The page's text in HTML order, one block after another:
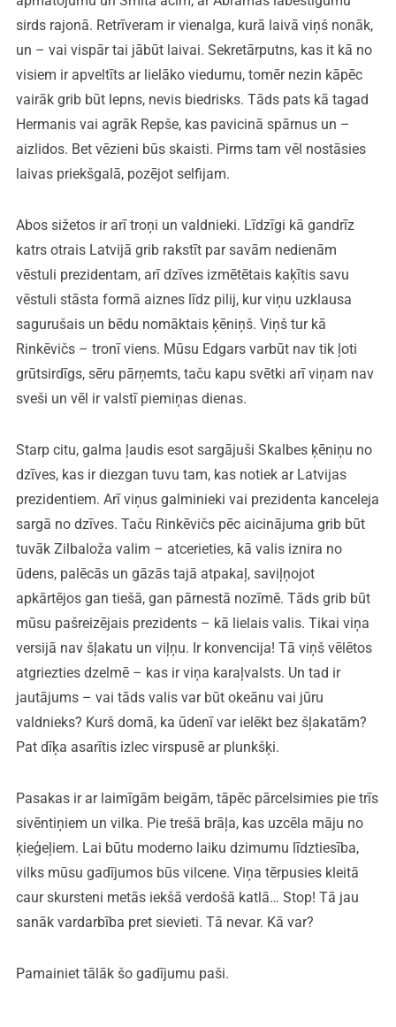
sirds rajonā. Retrīveram ir vienalga, kurā laivā viņš nonāk,
un – vai vispār tai jābūt laivai. Sekretārputns, kas it kā no
visiem ir apveltīts ar lielāko viedumu, tomēr nezin kāpēc
vairāk grib būt lepns, nevis biedrisks. Tāds pats kā tagad
Hermanis vai agrāk Repše, kas pavicinā spārnus un –
aizlidos. Bet vēzieni būs skaisti. Pirms tam vēl nostāsies
laivas priekšgalā, pozējot selfijam.
Abos sižetos ir arī troņi un valdnieki. Līdzīgi kā gandrīz
katrs otrais Latvijā grib rakstīt par savām nedienām
vēstuli prezidentam, arī dzīves izmētētais kaķītis savu
vēstuli stāsta formā aiznes līdz pilij, kur viņu uzklausa
sagurušais un bēdu nomāktais ķēniņš. Viņš tur kā
Rinkēvičs – tronī viens. Mūsu Edgars varbūt nav tik ļoti
grūtsirdīgs, sēru pārņemts, taču kapu svētki arī viņam nav
sveši un vēl ir valstī piemiņas dienas.
Starp citu, galma ļaudis esot sargājuši Skalbes ķēniņu no
dzīves, kas ir diezgan tuvu tam, kas notiek ar Latvijas
prezidentiem. Arī viņus galminieki vai prezidenta kanceleja
sargā no dzīves. Taču Rinkēvičs pēc aicinājuma grib būt
tuvāk Zilbaloža valim – atcerieties, kā valis iznira no
ūdens, palēcās un gāzās tajā atpakaļ, saviļņojot
apkārtējos gan tiešā, gan pārnestā nozīmē. Tāds grib būt
mūsu pašreizējais prezidents – kā lielais valis. Tikai viņa
versijā nav šļakatu un viļņu. Ir konvencija! Tā viņš vēlētos
atgriezties dzelmē – kas ir viņa karaļvalsts. Un tad ir
jautājums – vai tāds valis var būt okeānu vai jūru
valdnieks? Kurš domā, ka ūdenī var ielēkt bez šļakatām?
Pat dīķa asarītis izlec virspusē ar plunkšķi.
Pasakas ir ar laimīgām beigām, tāpēc pārcelsimies pie trīs
sivēntiņiem un vilka. Pie trešā brāļa, kas uzcēla māju no
ķieģeļiem. Lai būtu moderno laiku dzimumu līdztiesība,
vilks mūsu gadījumos būs vilcene. Viņa tērpusies kleitā
caur skursteni metās iekšā verdošā katlā… Stop! Tā jau
sanāk vardarbība pret sievieti. Tā nevar. Kā var?
Pamainiet tālāk šo gadījumu paši.